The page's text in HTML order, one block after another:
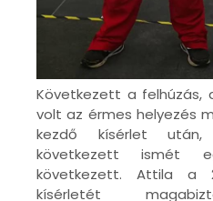
Következett a felhúzás,
volt az érmes helyezés
kezdő kísérlet után,
következett ismét
következett. Attila a
kísérletét